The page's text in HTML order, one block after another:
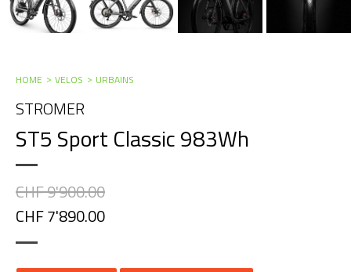
HOME VELOS URBAINS
STROMER
ST5 Sport Classic 983Wh
CHF 9'900.00
CHF 7'890.00